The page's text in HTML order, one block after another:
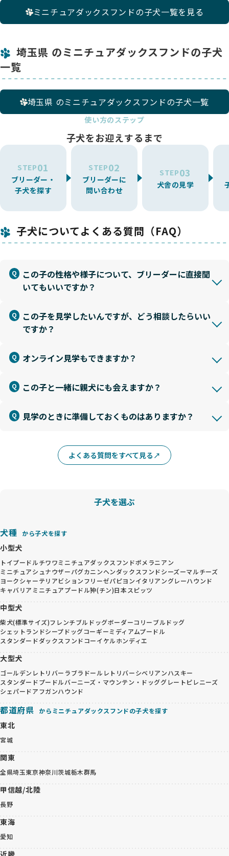
ミニチュアダックスフンドの子犬一覧を見る
埼玉県 のミニチュアダックスフンドの子犬
一覧
埼玉県 のミニチュアダックスフンドの子犬一覧
使い方のステップ
子犬をお迎えするまで
STEP01
ブリーダー・
子犬を探す
STEP02
ブリーダーに
問い合わせ
STEP03
犬舎の見学
子犬についてよくある質問（FAQ）
この子の性格や様子について、ブリーダーに直接聞
いてもいいですか？
この子を見学したいんですが、どう相談したらいい
ですか？
オンライン見学もできますか？
この子と一緒に親犬にも会えますか？
見学のときに準備しておくものはありますか？
よくある質問をすべて見る
子犬を選ぶ
犬種 から子犬を探す
小型犬
トイプードルチワワミニチュアダックスフンドポメラニアン
ミニチュアシュナウザーパグカニンヘンダックスフンドシーズーマルチーズ
ヨークシャーテリアビションフリーゼパピヨンイタリアングレーハウンド
キャバリア ミニチュアプードル狆(チン)日本スピッツ
中型犬
柴犬(標準サイズ)フレンチブルドッグボーダーコリーブルドッグ
シェットランドシープドッグコーギーミディアムプードル
スタンダードダックスフンドコーイケルホンディエ
大型犬
ゴールデンレトリバー ラブラドールレトリバーシベリアンハスキー
スタンダードプードルバーニーズ・マウンテン・ドッググレートピレニーズ
シェパードアフガンハウンド
都道府県 からミニチュアダックスフンドの子犬を探す
東北
宮城
関東
全県埼玉東京神奈川茨城栃木群馬
甲信越/北陸
長野
東海
愛知